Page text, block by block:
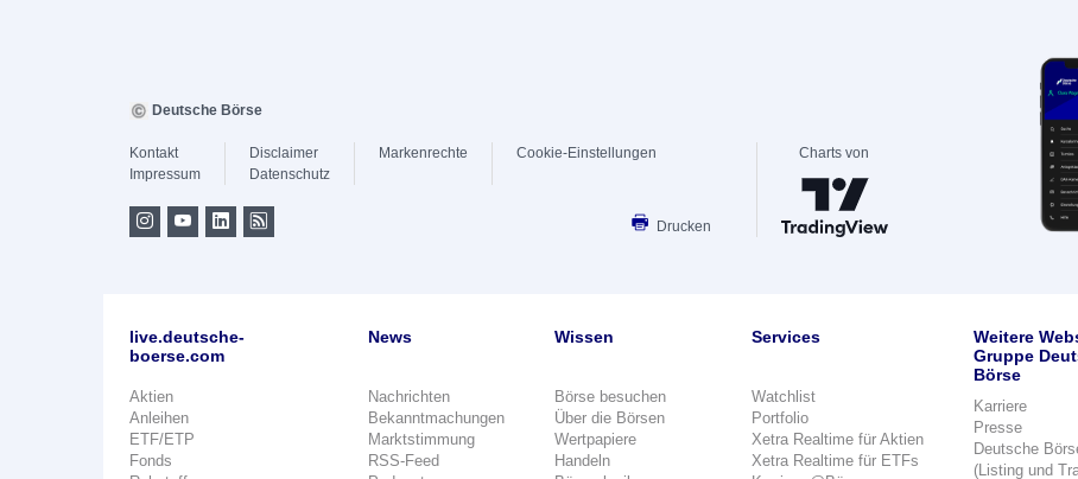
Deutsche Börse
Kontakt
Impressum
Disclaimer
Datenschutz
Markenrechte Cookie-Einstellungen
Drucken
Charts von
live.deutsche-
boerse.com
Aktien
Anleihen
ETF/ETP
Fonds
News
Nachrichten
Bekanntmachungen
Marktstimmung
RSS-Feed
Wissen
Börse besuchen
Über die Börsen
Wertpapiere
Handeln
Services
Watchlist
Portfolio
Xetra Realtime für Aktien
Xetra Realtime für ETFs
Weitere
Gruppe
Börse
Karriere
Presse
Deutsche
(Listing und